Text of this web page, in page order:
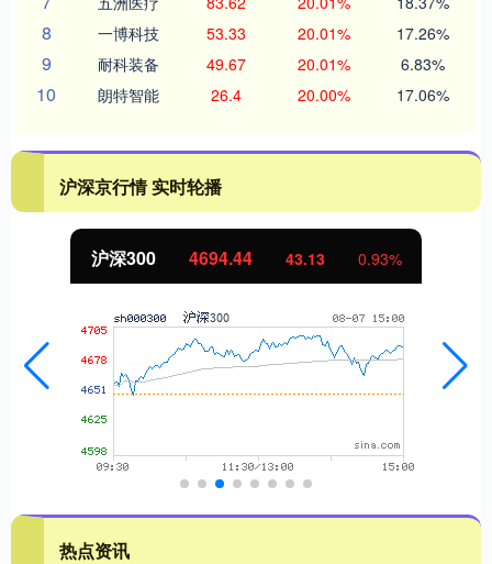
8 一博科技 53.33 20.01% 17.26%
9 耐科装备 49.67 20.01% 6.83%
10 朗特智能 26.4 20.00% 17.06%
沪深京行情 实时轮播
沪深300 4694.44 43.13 0.93%
热点资讯